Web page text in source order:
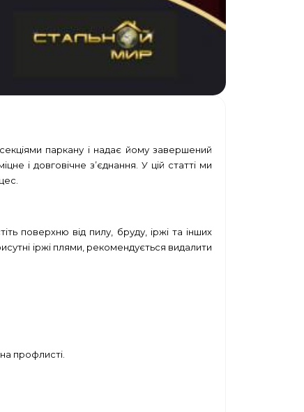
паркану і надає йому завершений
і довговічне з’єднання. У цій статті ми
поверхню від пилу, бруду, іржі та інших
іржі плями, рекомендується видалити
профлисті.